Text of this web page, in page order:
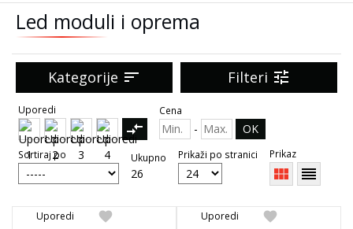
Led moduli i oprema
Kategorije sort Filteri tune
Uporedi
compare_arrows
Cena
- OK
Sortiraj po Ukupno
26
Prikaži po stranici Prikaz
view_module reorder
favorite
Uporedi favorite
Uporedi